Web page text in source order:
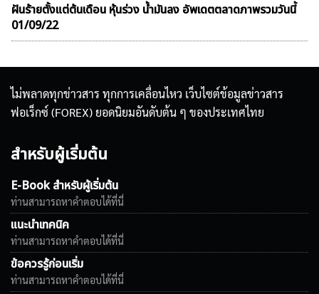
ฝันร้ายตั้งแต่ต้นเดือน หุ้นร่วง น้ำมันลง อัพเดตตลาดภาพรวมวันนี้
01/09/22
ไม่พลาดทุกข่าวสาร ทุกการเคลื่อนไหว เว็บไซต์ข้อมูลข่าวสาร
ฟอเร็กซ์ (FOREX) ยอดนิยมอันดับต้น ๆ ของประเทศไทย
สำหรับผู้เริ่มต้น
E-Book สำหรับผู้เริ่มต้น
ท่านสามารถหาคำตอบได้ที่นี่
แนะนำเทคนิค
ท่านสามารถหาคำตอบได้ที่นี่
ข้อควรรู้ก่อนเริ่ม
ท่านสามารถหาคำตอบได้ที่นี่